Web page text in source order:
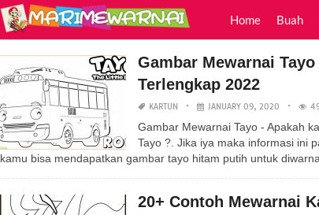
Home Buah
Gambar Mewarnai
Terlengkap 2022
KARTUN JANUARY 09, 2020
Gambar Mewarnai Tayo - Apakah
Tayo ?. Jika iya maka informasi ini
kamu bisa mendapatkan gambar tayo hitam putih untuk
20+ Contoh Mewarnai